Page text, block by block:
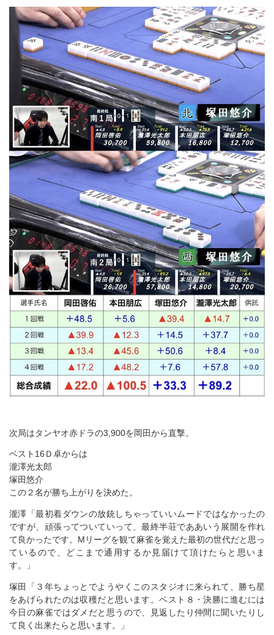
次局はタンヤオ赤ドラの3,900を岡田から直撃。
ベスト16Ｄ卓からは
瀧澤光太郎
塚田悠介
この２名が勝ち上がりを決めた。
瀧澤「最初着ダウンの放銃しちゃっていいムードではなかったの
ですが、頑張ってついていって、最終半荘でああいう展開を作れ
て良かったです。Mリーグを観て麻雀を覚えた最初の世代だと思っ
ているので、どこまで通用するか見届けて頂けたらと思いま
す。」
塚田「３年ちょっとでようやくこのスタジオに来られて、勝ち星
をあげられたのは収穫だと思います。ベスト８・決勝に進むには
今日の麻雀ではダメだと思うので、見返したり仲間に聞いたりし
て良く出来たらと思います。」